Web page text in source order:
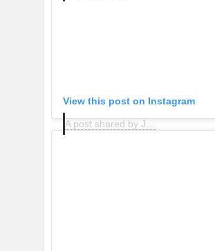
View this post on Instagram